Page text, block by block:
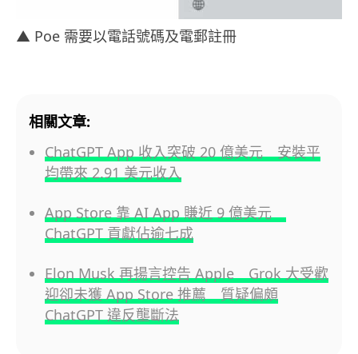
▲ Poe 需要以電話號碼及電郵註冊
相關文章:
ChatGPT App 收入突破 20 億美元 安裝平
均帶來 2.91 美元收入
App Store 靠 AI App 賺近 9 億美元
ChatGPT 貢獻佔逾七成
Elon Musk 再揚言控告 Apple Grok 大受歡
迎卻未獲 App Store 推薦 質疑偏頗
ChatGPT 違反壟斷法